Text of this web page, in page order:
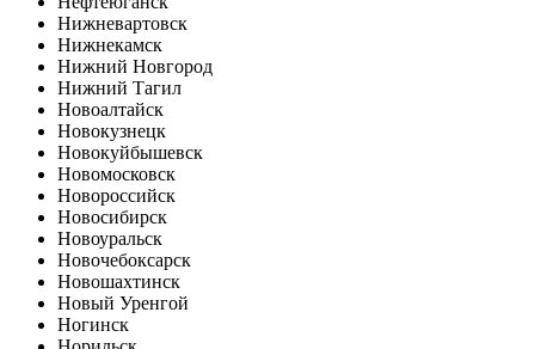
Нижневартовск
Нижнекамск
Нижний Новгород
Нижний Тагил
Новоалтайск
Новокузнецк
Новокуйбышевск
Новомосковск
Новороссийск
Новосибирск
Новоуральск
Новочебоксарск
Новошахтинск
Новый Уренгой
Ногинск